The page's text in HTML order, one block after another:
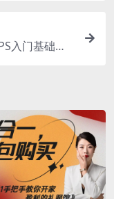
入门基础教